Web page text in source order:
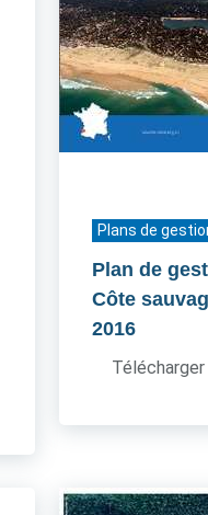
Plans de
Plan de
Côte
2016